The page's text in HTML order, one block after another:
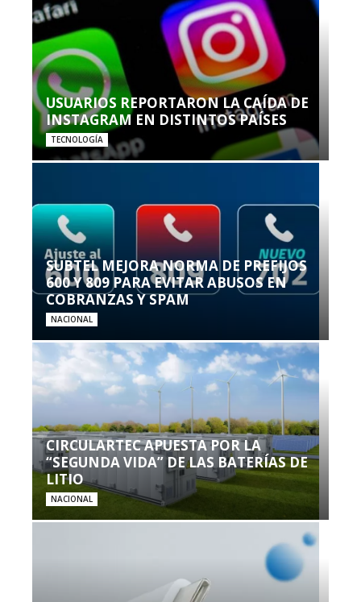
USUARIOS REPORTARON LA CAÍDA DE
INSTAGRAM EN DISTINTOS PAÍSES
TECNOLOGÍA
SUBTEL MEJORA NORMA DE PREFIJOS
600 Y 809 PARA EVITAR ABUSOS EN
COBRANZAS Y SPAM
NACIONAL
CIRCULARTEC APUESTA POR LA
“SEGUNDA VIDA” DE LAS BATERÍAS DE
LITIO
NACIONAL